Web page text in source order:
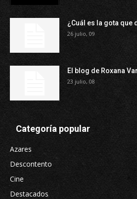
¿Cuál es la gota que
26 julio, 09
El blog de Roxana
23 julio, 08
Categoría popular
Azares
Descontento
Cine
Destacados